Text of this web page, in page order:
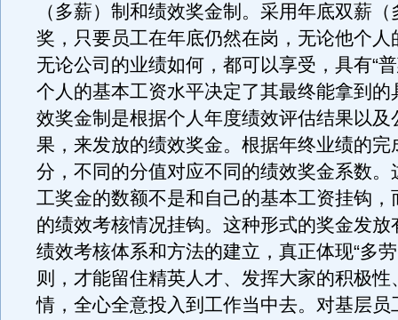
（多薪）制和绩效奖金制。采用年底双薪
奖，只要员工在年底仍然在岗，无论他个人
无论公司的业绩如何，都可以享受，具有“
个人的基本工资水平决定了其最终能拿到的
效奖金制是根据个人年度绩效评估结果以及
果，来发放的绩效奖金。根据年终业绩的完
分，不同的分值对应不同的绩效奖金系数。
工奖金的数额不是和自己的基本工资挂钩，
的绩效考核情况挂钩。这种形式的奖金发放
绩效考核体系和方法的建立，真正体现“多
则，才能留住精英人才、发挥大家的积极性
情，全心全意投入到工作当中去。对基层员